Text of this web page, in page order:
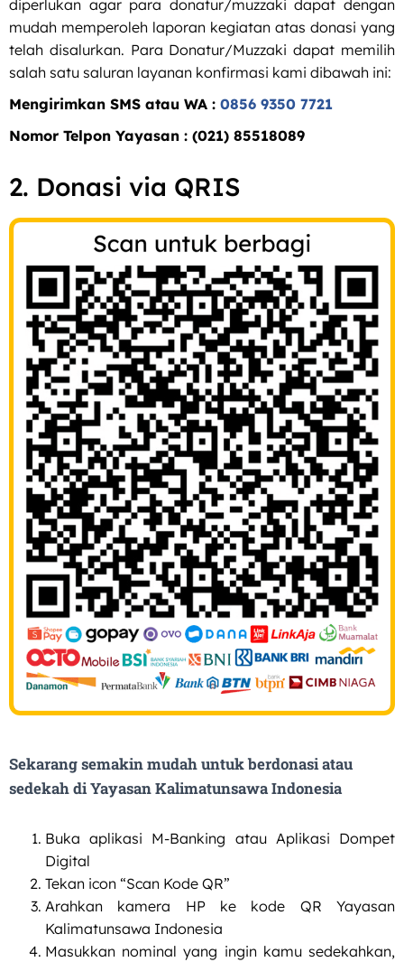
diperlukan agar para donatur/muzzaki dapat dengan
mudah memperoleh laporan kegiatan atas donasi yang
telah disalurkan. Para Donatur/Muzzaki dapat memilih
salah satu saluran layanan konfirmasi kami dibawah ini:
Mengirimkan SMS atau WA : 0856 9350 7721
Nomor Telpon Yayasan : (021) 85518089
2. Donasi via QRIS
Sekarang semakin mudah untuk berdonasi atau
sedekah di Yayasan Kalimatunsawa Indonesia​
Buka aplikasi M-Banking atau Aplikasi Dompet
Digital
Tekan icon “Scan Kode QR”
Arahkan kamera HP ke kode QR Yayasan
Kalimatunsawa Indonesia
Masukkan nominal yang ingin kamu sedekahkan,